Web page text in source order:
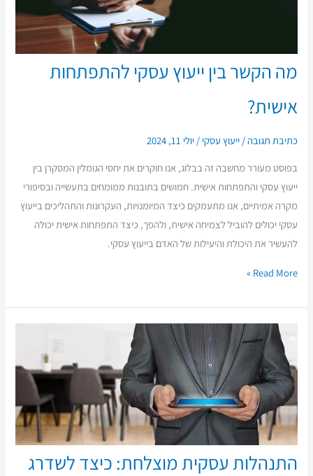
מה הקשר בין ייעוץ עסקי להתפתחות
אישית?
כתיבת תגובה/ייעוץ עסקי /יולי 11, 2024
בפוסט מעורר מחשבה זה בבלוג, אנו חוקרים את יחסי הגומלין המסקרן בין
ייעוץ עסקי והתפתחות אישית. חמושים בתובנות ממומחים בתעשייה ובסיפורי
מקרה אמיתיים, אנו מתעמקים כיצד המיומנויות, העקרונות והתהליכים בייעוץ
עסקי יכולים להוביל לצמיחה אישית, ולהפך, כיצד התפתחות אישית יכולה
להעשיר את היכולת והיעילות של האדם בייעוץ עסקי.
Read More »
התנהלות עסקית מוצלחת: כיצד לשדרג